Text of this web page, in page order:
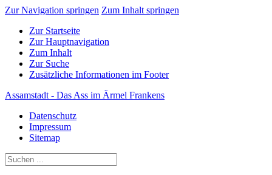
Zur Navigation springen Zum Inhalt springen
Zur Startseite
Zur Hauptnavigation
Zum Inhalt
Zur Suche
Zusätzliche Informationen im Footer
Assamstadt - Das Ass im Ärmel Frankens
Datenschutz
Impressum
Sitemap